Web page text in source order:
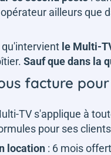
ailleurs que
le Multi-
Sauf que dans la
facture
TV s'applique à
pour ses
location : 6 mois